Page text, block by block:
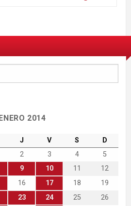
2014
J V S
D
2 3 4
5
9 10 11
12
16 17 18
19
23 24 25
26